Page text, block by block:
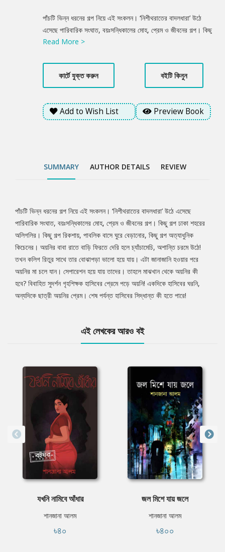
Product
Summery
পাঁচটি ভিন্ন ধরনের গল্প নিয়ে এই সংকলন। ‘নিশীথরাতের বাদলধারা’ উঠে
এসেছে পারিবারিক সংঘাত, বয়ঃসন্ধিকালের মোহ, প্রেম ও জীবনের গল্প। কিছু
গল্প ঢাকা শহরের অলিগলির। কিছু গল্প রিকশায়, পাবলিক বাসে ঘুরে বেড়ানোর,
চ্যাঁচামেচি, অশান্তি চরমে উঠে! তখন কলিগ রিতুর সাথে তার বোঝাপড়া ভালো
হয়ে যায়। এটা জানাজানি হওয়ার পরে অয়নির মা চলে যান। সেপারেশন হয়ে যায়
তাদের। তাহলে মাঝখান থেকে অয়নির কী হবে? বিবাহিত সুদর্শন গৃহশিক্ষক
হাসিবের প্রেমে পড়ে অয়নি! একদিকে হাসিবের ঘরনি, অন্যদিকে ছাত্রী অয়নির
প্রেম। শেষ পর্যন্ত হাসিবের সিদ্ধান্ত কী হতে পারে!
Read More >
কার্টে যুক্ত করুন বইটি কিনুন
Add to Wish List Preview Book
SUMMARY AUTHOR DETAILS REVIEW
Tab
Article
পাঁচটি ভিন্ন ধরনের গল্প নিয়ে এই সংকলন। ‘নিশীথরাতের বাদলধারা’ উঠে এসেছে
পারিবারিক সংঘাত, বয়ঃসন্ধিকালের মোহ, প্রেম ও জীবনের গল্প। কিছু গল্প ঢাকা শহরের
অলিগলির। কিছু গল্প রিকশায়, পাবলিক বাসে ঘুরে বেড়ানোর, কিছু গল্প অত্যাধুনিক
কিচেনের। অয়নির বাবা রাতে বাড়ি ফিরতে দেরি হলে চ্যাঁচামেচি, অশান্তি চরমে উঠে!
তখন কলিগ রিতুর সাথে তার বোঝাপড়া ভালো হয়ে যায়। এটা জানাজানি হওয়ার পরে
অয়নির মা চলে যান। সেপারেশন হয়ে যায় তাদের। তাহলে মাঝখান থেকে অয়নির কী
হবে? বিবাহিত সুদর্শন গৃহশিক্ষক হাসিবের প্রেমে পড়ে অয়নি! একদিকে হাসিবের ঘরনি,
অন্যদিকে ছাত্রী অয়নির প্রেম। শেষ পর্যন্ত হাসিবের সিদ্ধান্ত কী হতে পারে!
এই লেখকের আরও বই
যখনি নামিবে আঁধার
শানজানা আলম
৳৪০
জল মিশে যায় জলে
শানজানা আলম
৳৪০০